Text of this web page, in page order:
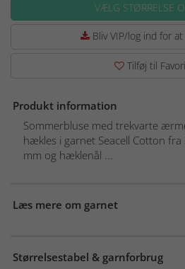
VÆLG STØRRELSE
Bliv VIP/log ind for
Tilføj til
Produkt information
Sommerbluse med trekvarte
hækles i garnet Seacell Cotton
mm og hæklenål ...
Læs mere om garnet
Størrelsestabel & garnforbrug